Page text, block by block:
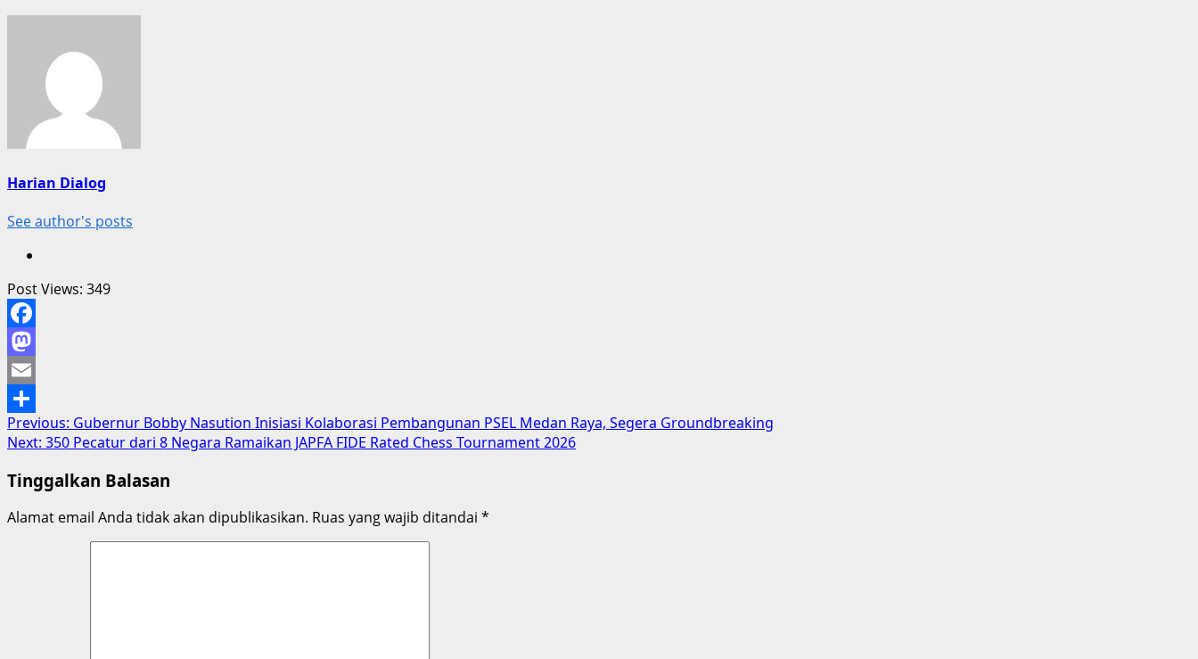
Harian Dialog
See author's posts
Post Views: 349
Facebook
Mastodon
Email
Share
Post
navigation
Previous: Gubernur Bobby Nasution Inisiasi Kolaborasi Pembangunan PSEL Medan Raya, Segera Groundbreaking
Next: 350 Pecatur dari 8 Negara Ramaikan JAPFA FIDE Rated Chess Tournament 2026
Tinggalkan Balasan
Alamat email Anda tidak akan dipublikasikan. Ruas yang wajib ditandai *